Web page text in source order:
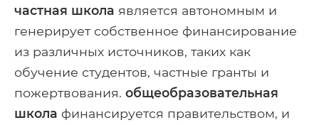
частная школа является автономным и
генерирует собственное финансирование
из различных источников, таких как
обучение студентов, частные гранты и
пожертвования. общеобразовательная
школа финансируется правительством, и